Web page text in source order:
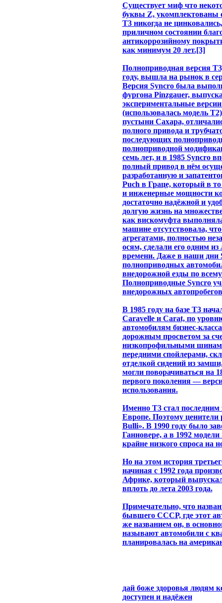
Существует миф что
буквы Z, укомплектованы
T3 никогда не
приличном состоянии
антикоррозийному
как минимум 20 лет.[3]
Полноприводная версия
году, вышла на рынок в
Версия Syncro была
фургона Pinzgauer,
экспериментальные
(использовалась модель
пустыни Сахара,
полного привода и
последующих
полноприводной
семь лет, и в 1985 Syncro
полный привод в нём
разработанную и
Puch в Граце, который в
и инженерные мощности
достаточно надёжной и
долгую жизнь на
как вискомуфта
машине отсутствовала,
агрегатами, полностью
осям, сделали его одним
времени. Даже в наши дни
полноприводных
внедорожной езды по
Полноприводные Syncro
внедорожных
В 1985 году на базе T3
Caravelle и Carat, по
автомобилям бизнес-
дорожным просветом за
низкопрофильными
передними спойлерами,
отделкой сидений из
могли поворачиваться на
первого поколения —
использования.
Именно Т3 стал
Европе. Поэтому
Bulli». В 1990 году было
Ганновере, а в 1992
крайне низкого спроса на
Но на этом история
начиная с 1992 года
Африке, который
вплоть до лета 2003 года.
Примечательно, что
бывшего СССР, где этот
же названием он, в
называют автомобили с
планировалась на
дай боже здоровья людям
доступен и надёжен